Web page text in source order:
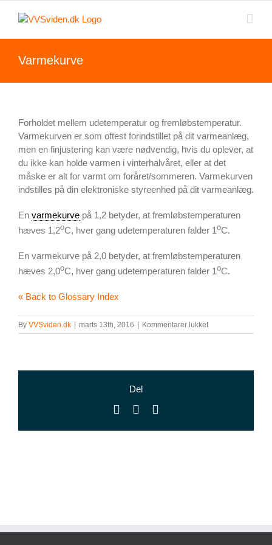
Varmekurve
Forholdet mellem udetemperatur og fremløbstemperatur.
Varmekurven er som oftest forindstillet på dit varmeanlæg,
men en finjustering kan være nødvendig, hvis du oplever, at
du ikke kan holde varmen i vinterhalvåret, eller at det
måske er alt for varmt om foråret/sommeren. Varmekurven
indstilles på din elektroniske styreenhed på dit varmeanlæg.
En varmekurve på 1,2 betyder, at fremløbstemperaturen
hæves 1,2oC, hver gang udetemperaturen falder 1oC.
En varmekurve på 2,0 betyder, at fremløbstemperaturen
hæves 2,0oC, hver gang udetemperaturen falder 1oC.
« Back to Glossary Index
By VVSviden.dk marts 13th, 2016 Kommentarer lukkettil
Varmekurve
Del
Facebook